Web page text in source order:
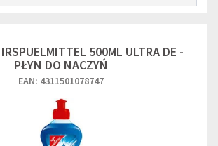
500ML ULTRA DE -
PŁYN DO NACZYŃ
EAN: 4311501078747